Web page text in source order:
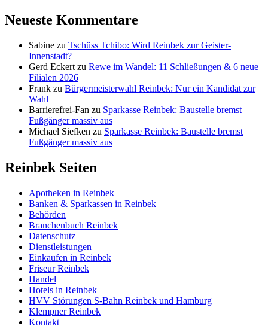
Neueste Kommentare
Sabine zu Tschüss Tchibo: Wird Reinbek zur Geister-
Innenstadt?
Gerd Eckert zu Rewe im Wandel: 11 Schließungen & 6 neue
Filialen 2026
Frank zu Bürgermeisterwahl Reinbek: Nur ein Kandidat zur
Wahl
Barrierefrei-Fan zu Sparkasse Reinbek: Baustelle bremst
Fußgänger massiv aus
Michael Siefken zu Sparkasse Reinbek: Baustelle bremst
Fußgänger massiv aus
Reinbek Seiten
Apotheken in Reinbek
Banken & Sparkassen in Reinbek
Behörden
Branchenbuch Reinbek
Datenschutz
Dienstleistungen
Einkaufen in Reinbek
Friseur Reinbek
Handel
Hotels in Reinbek
HVV Störungen S-Bahn Reinbek und Hamburg
Klempner Reinbek
Kontakt